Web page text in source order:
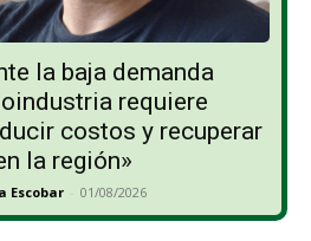
la baja demanda
requiere
costos y recuperar
la región»
Escobar - 01/08/2026